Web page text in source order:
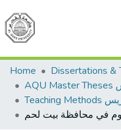
All
Home